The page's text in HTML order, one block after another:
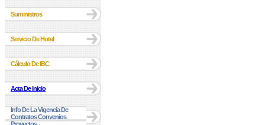
Suministros
Servicio De Hotel
Cálculo De IBC
Acta De Inicio
Info De La Vigencia De
Contratos Convenios